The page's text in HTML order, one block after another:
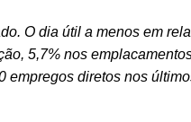
O dia útil a menos em
5,7% nos
diretos nos